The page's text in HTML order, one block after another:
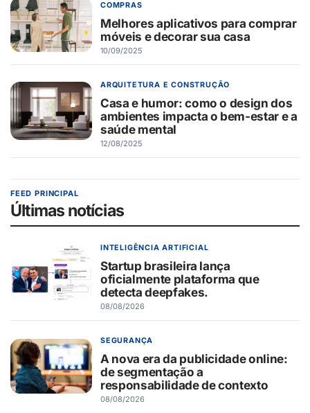
COMPRAS
Melhores aplicativos para comprar
móveis e decorar sua casa
10/09/2025
ARQUITETURA E CONSTRUÇÃO
Casa e humor: como o design dos
ambientes impacta o bem-estar e a
saúde mental
12/08/2025
FEED PRINCIPAL
Últimas notícias
INTELIGÊNCIA ARTIFICIAL
Startup brasileira lança
oficialmente plataforma que
detecta deepfakes.
08/08/2026
SEGURANÇA
A nova era da publicidade online:
de segmentação a
responsabilidade de contexto
08/08/2026